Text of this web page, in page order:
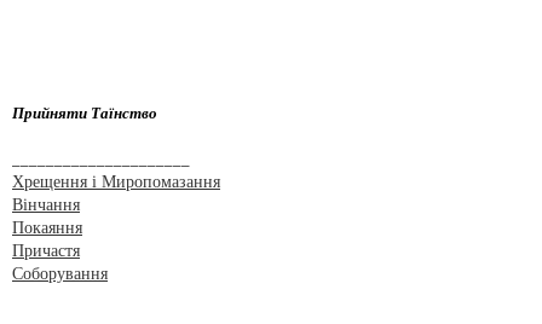
Прийняти Таїнство
Хрещення і Миропомазання
Вінчання
Покаяння
Причастя
Соборування